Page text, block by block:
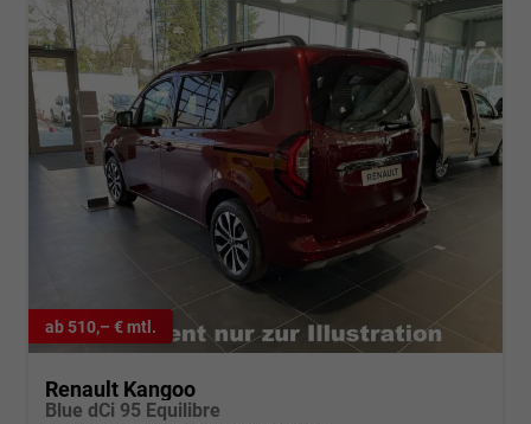
ab 510,– € mtl.
Renault Kangoo
Blue dCi 95 Equilibre